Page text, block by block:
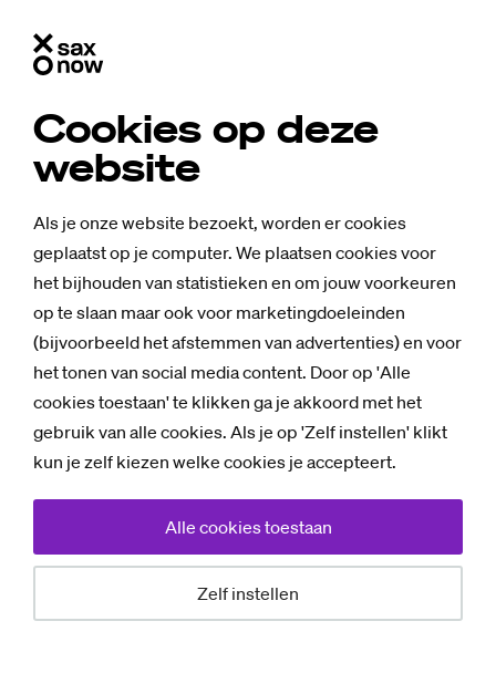
Cookies op deze
website
Als je onze website bezoekt, worden er cookies
geplaatst op je computer. We plaatsen cookies voor
het bijhouden van statistieken en om jouw voorkeuren
op te slaan maar ook voor marketingdoeleinden
(bijvoorbeeld het afstemmen van advertenties) en voor
het tonen van social media content. Door op 'Alle
cookies toestaan' te klikken ga je akkoord met het
gebruik van alle cookies. Als je op 'Zelf instellen' klikt
kun je zelf kiezen welke cookies je accepteert.
Zelf instellen
Alle cookies toestaan
Kleur­rij­ke
dragshow:
“Waar­om zou je